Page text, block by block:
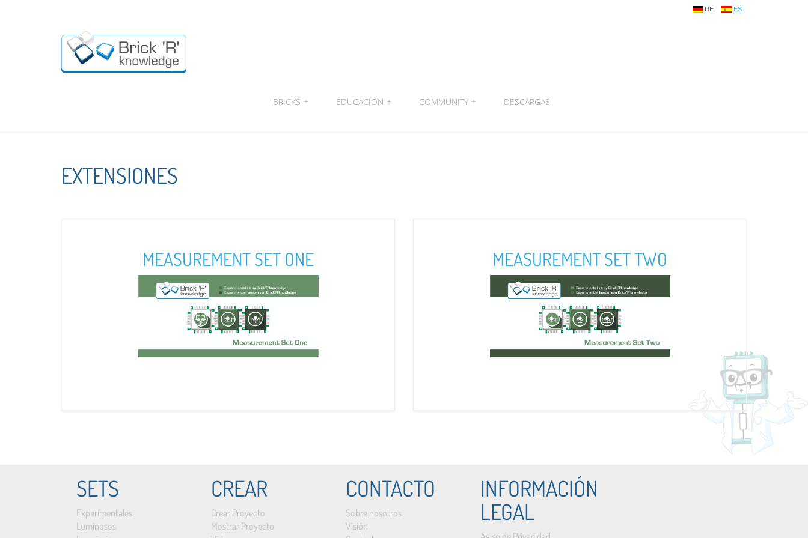
DE ES
BRICKS + EDUCACIÓN + COMMUNITY + DESCARGAS
EXTENSIONES
MEASUREMENT SET ONE MEASUREMENT SET TWO
SETS
Experimentales
Luminosos
CREAR
Crear Proyecto
Mostrar Proyecto
CONTACTO
Sobre nosotros
Visión
INFORMACIÓN
LEGAL